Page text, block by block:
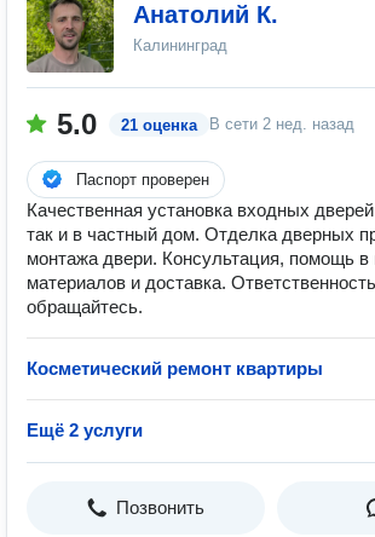
Анатолий К.
Калининград
5.0 21 оценка В сети 2 нед. назад
Паспорт проверен
Качественная установка входных
так и в частный дом. Отделка дверных
монтажа двери. Консультация, помощь в
материалов и доставка.
обращайтесь.
Косметический ремонт квартиры
Ещё 2 услуги
Позвонить